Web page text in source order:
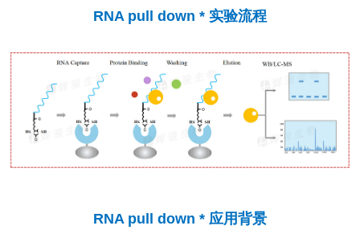
RNA pull down * 实验流程
RNA pull down * 应用背景